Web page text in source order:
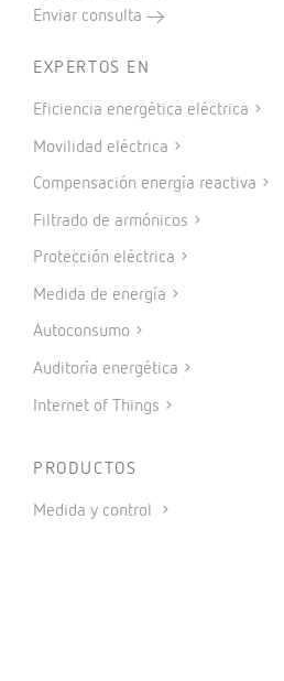
Enviar consulta
EXPERTOS EN
Eficiencia energética eléctrica
Movilidad eléctrica
Compensación energía reactiva
Filtrado de armónicos
Protección eléctrica
Medida de energía
Autoconsumo
Auditoría energética
Internet of Things
PRODUCTOS
Medida y control